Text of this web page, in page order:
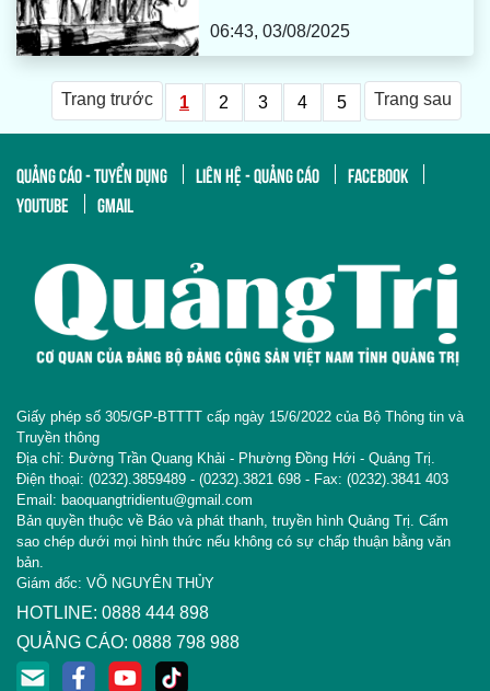
06:43, 03/08/2025
Trang trước 1 2 3 4 5 Trang sau
QUẢNG CÁO - TUYỂN DỤNG LIÊN HỆ - QUẢNG CÁO
FACEBOOK
YOUTUBE
GMAIL
Giấy phép số 305/GP-BTTTT cấp ngày 15/6/2022 của Bộ Thông tin và
Truyền thông
Địa chỉ: Đường Trần Quang Khải - Phường Đồng Hới - Quảng Trị.
Điện thoại: (0232).3859489 - (0232).3821 698 - Fax: (0232).3841 403
Email: baoquangtridientu@gmail.com
Bản quyền thuộc về Báo và phát thanh, truyền hình Quảng Trị. Cấm
sao chép dưới mọi hình thức nếu không có sự chấp thuận bằng văn
bản.
Giám đốc: VÕ NGUYÊN THỦY
HOTLINE: 0888 444 898
QUẢNG CÁO: 0888 798 988